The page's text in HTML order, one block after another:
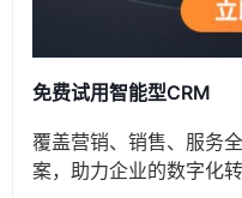
免费试用智能型CRM
覆盖营销、销售、服务
案，助力企业的数字化转